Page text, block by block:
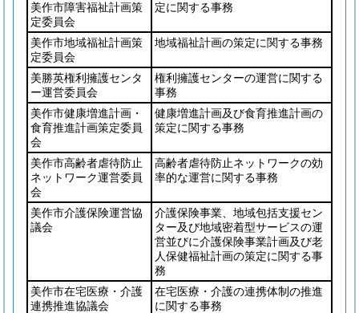
美作市障害福祉計画策
定委員会
定に関する事務
美作市地域福祉計画策
定委員会
地域福祉計画の策定に関する事務
美勝英権利擁護センタ
ー運営委員会
権利擁護センターの運営に関する
事務
美作市健康増進計画・
食育推進計画策定委員
会
健康増進計画及び食育推進計画の
策定に関する事務
美作市高齢者虐待防止
ネットワーク運営委員
会
高齢者虐待防止ネットワークの効
率的な運営に関する事務
美作市介護保険運営協
議会
介護保険事業、地域包括支援セン
ター及び地域密着型サービスの運
営並びに介護保険事業計画及び老
人保健福祉計画の策定に関する事
務
美作市在宅医療・介護
連携推進協議会
在宅医療・介護の連携体制の推進
に関する事務